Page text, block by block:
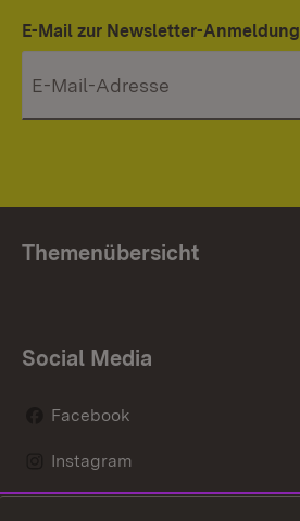
E-Mail zur Newsletter-Anmeldung
Themenübersicht
Social Media
Facebook
Instagram